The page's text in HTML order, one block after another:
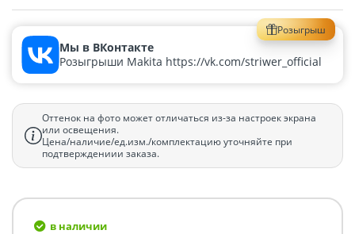
Розыгрыш
Мы в ВКонтакте
Розыгрыши Makita https://vk.com/striwer_official
Оттенок на фото может отличаться из-за настроек экрана
или освещения.
Цена/наличие/ед.изм./комплектацию уточняйте при
подтверждениии заказа.
в наличии